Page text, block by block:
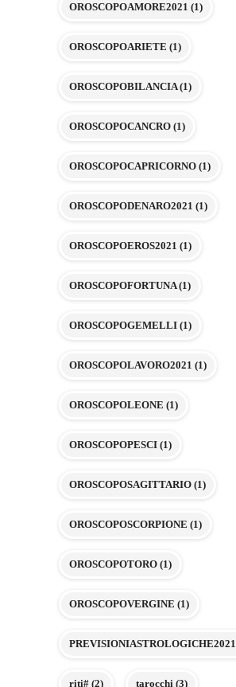
OROSCOPOAMORE2021 (1)
OROSCOPOARIETE (1)
OROSCOPOBILANCIA(1)
OROSCOPOCANCRO (1)
OROSCOPOCAPRICORNO (1)
OROSCOPODENARO2021 (1)
OROSCOPOEROS2021 (1)
OROSCOPOFORTUNA(1)
OROSCOPOGEMELLI (1)
OROSCOPOLAVORO2021 (1)
OROSCOPOLEONE (1)
OROSCOPOPESCI (1)
OROSCOPOSAGITTARIO (1)
OROSCOPOSCORPIONE (1)
OROSCOPOTORO (1)
OROSCOPOVERGINE (1)
PREVISIONIASTROLOGICHE2021
riti# (2) tarocchi (3)